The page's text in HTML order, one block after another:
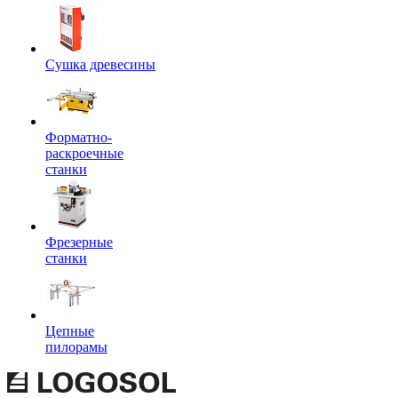
Сушка древесины
Форматно-
раскроечные
станки
Фрезерные
станки
Цепные
пилорамы